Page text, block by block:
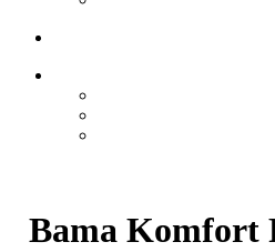
Bama Komfort